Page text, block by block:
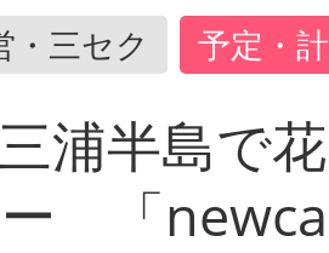
・三セク 予定・
浦半島で
「